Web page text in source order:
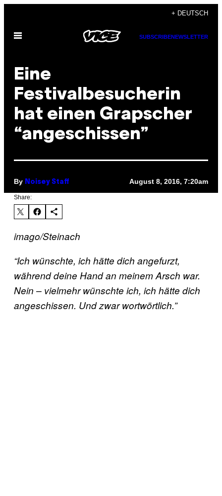
content
+ DEUTSCH
Open
SUBSCRIBENEWSLETTER
Eine
Festivalbesucherin
hat einen Grapscher
“angeschissen”
By Noisey Staff August 8, 2016, 7:20am
Share:
imago/Steinach
“Ich wünschte, ich hätte dich angefurzt,
während deine Hand an meinem Arsch war.
Nein – vielmehr wünschte ich, ich hätte dich
angeschissen. Und zwar wortwörtlich.”